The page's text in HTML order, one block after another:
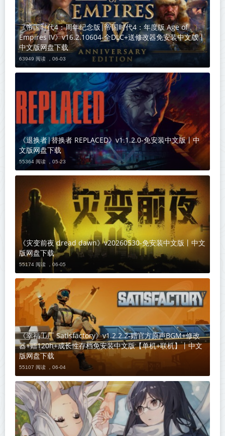
《帝国时代4：周年纪念版|帝国时代4：年度版 Age of
Empires IV》v16.2.10604-全DLC+送修改器免安装中文版丨
中文版网盘下载
63949 阅读 ， 06-03
《退换者|替换者 REPLACED》v1.1.2.0-免安装中文版丨中
文版网盘下载
55364 阅读 ， 05-23
《灾变前夜 dread dawn》v20260530-免安装中文版丨中文
版网盘下载
55174 阅读 ， 06-05
《幸福工厂 Satisfactory》v1.2.2.2-赠官方原声BGM+修改
器+赠120h+成长性存档免安装中文版【单机+联机】丨中文
版网盘下载
55107 阅读 ， 06-04